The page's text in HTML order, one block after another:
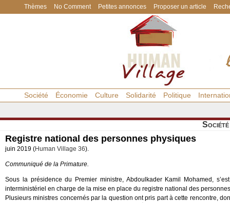
Thèmes No Comment Petites annonces Proposer un article
Société Économie Culture Solidarité Politique
Société
Registre national des personnes physiques
juin 2019 (Human Village 36).
Communiqué de la Primature.
Sous la présidence du Premier ministre, Abdoulkader Kamil Mohamed,
interministériel en charge de la mise en place du registre national des
Plusieurs ministres concernés par la question ont pris part à cette rencontre,